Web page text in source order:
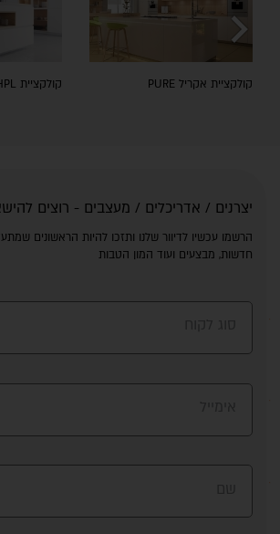
קולקציית HPL (פורמייקה) ננו קולקציית אקריל PURE
chevron_right
יצרנים / אדריכלים / מעצבים - רוצים
הרשמו עכשיו לדיוור שלנו ותזכו להיות הראשונים
חדשות, מבצעים ועוד המון הטבות